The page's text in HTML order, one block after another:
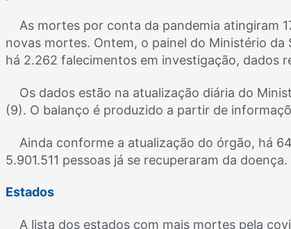
As mortes por conta da pandemia atingiram
novas mortes. Ontem, o painel do Ministério da
há 2.262 falecimentos em investigação, dados
Os dados estão na atualização diária do
(9). O balanço é produzido a partir de
Ainda conforme a atualização do órgão, há
5.901.511 pessoas já se recuperaram da doença.
Estados
A lista dos estados com mais mortes pela